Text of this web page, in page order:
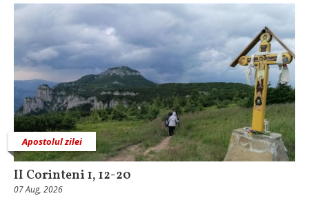
Apostolul zilei
II Corinteni 1, 12-20
07 Aug, 2026